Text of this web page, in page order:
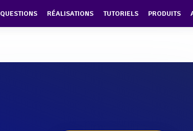
QUESTIONS RÉALISATIONS TUTORIELS PRODUITS